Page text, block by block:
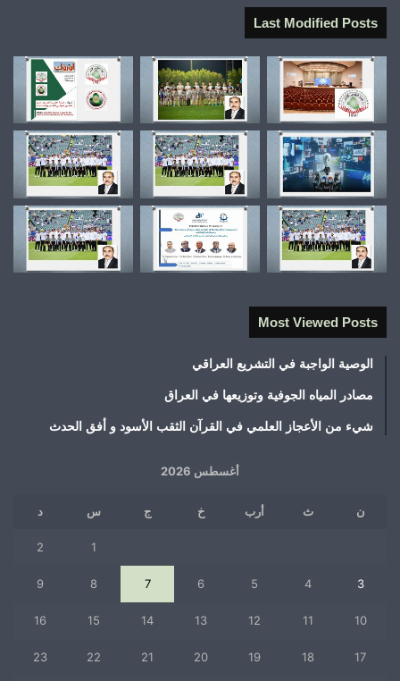
Last Modified Posts
Most Viewed Posts
الوصية الواجبة في التشريع العراقي
مصادر المياه الجوفية وتوزيعها في العراق
شيء من الأعجاز العلمي في القرآن الثقب الأسود و أفق الحدث
أغسطس 2026
ن ث أرب خ ج س د
1
2
3
4
5
6
7
8
9
10
11
12
13
14
15
16
17
18
19
20
21
22
23